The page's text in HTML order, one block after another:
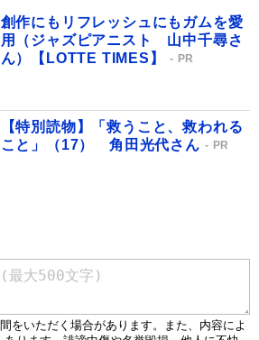
創作にもリフレッシュにもガムを愛
用（ジャズピアニスト 山中千尋さ
ん）【LOTTE TIMES】
PR
【特別読物】「救うこと、救われる
こと」（17） 角田光代さん
PR